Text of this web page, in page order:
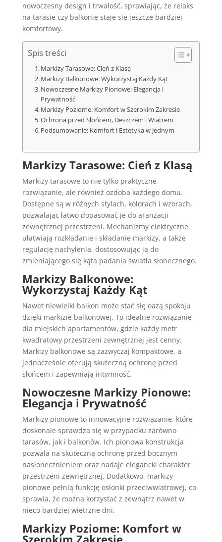
nowoczesny design i trwałość, sprawiając, że relaks
na tarasie czy balkonie staje się jeszcze bardziej
komfortowy.
Spis treści
Markizy Tarasowe: Cień z Klasą
Markizy Balkonowe: Wykorzystaj Każdy Kąt
Nowoczesne Markizy Pionowe: Elegancja i
Prywatność
Markizy Poziome: Komfort w Szerokim Zakresie
Ochrona przed Słońcem, Deszczem i Wiatrem
Podsumowanie: Komfort i Estetyka w Jednym
Markizy Tarasowe: Cień z Klasą
Markizy tarasowe to nie tylko praktyczne
rozwiązanie, ale również ozdoba każdego domu.
Dostępne są w różnych stylach, kolorach i wzorach,
pozwalając łatwo dopasować je do aranżacji
zewnętrznej przestrzeni. Mechanizmy elektryczne
ułatwiają rozkładanie i składanie markizy, a także
regulację nachylenia, dostosowując ją do
zmieniającego się kąta padania światła słonecznego.
Markizy Balkonowe:
Wykorzystaj Każdy Kąt
Nawet niewielki balkon może stać się oazą spokoju
dzięki markizie balkonowej. To idealne rozwiązanie
dla miejskich apartamentów, gdzie każdy metr
kwadratowy przestrzeni zewnętrznej jest cenny.
Markizy balkonowe są zazwyczaj kompaktowe, a
jednocześnie oferują skuteczną ochronę przed
słońcem i zapewniają intymność.
Nowoczesne Markizy Pionowe:
Elegancja i Prywatność
Markizy pionowe to innowacyjne rozwiązanie, które
doskonale sprawdza się w przypadku zarówno
tarasów, jak i balkonów. Ich pionowa konstrukcja
pozwala na skuteczną ochronę przed bocznym
nasłonecznieniem oraz nadaje elegancki charakter
przestrzeni zewnętrznej. Dodatkowo, markizy
pionowe pełnią funkcję osłonki przeciwwiatrowej, co
sprawia, że można korzystać z zewnątrz nawet w
nieco bardziej wietrzne dni.
Markizy Poziome: Komfort w
Szerokim Zakresie